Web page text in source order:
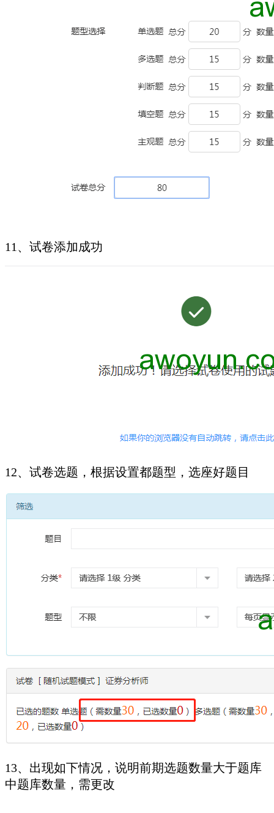
11、试卷添加成功
12、试卷选题，根据设置都题型，选座好题目
13、出现如下情况，说明前期选题数量大于题库
中题库数量，需更改